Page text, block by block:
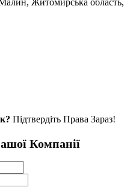
Житомирська область,
Підтвердіть Права Зараз!
Компанії